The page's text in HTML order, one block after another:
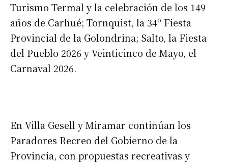
Turismo Termal y la celebración de los 149
años de Carhué; Tornquist, la 34º Fiesta
Provincial de la Golondrina; Salto, la Fiesta
del Pueblo 2026 y Veinticinco de Mayo, el
Carnaval 2026.
En Villa Gesell y Miramar continúan los
Paradores Recreo del Gobierno de la
Provincia, con propuestas recreativas y